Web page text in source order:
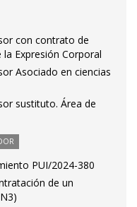
con contrato de
Expresión Corporal
Asociado en ciencias
sustituto. Área de
PUI/2024-380
de un